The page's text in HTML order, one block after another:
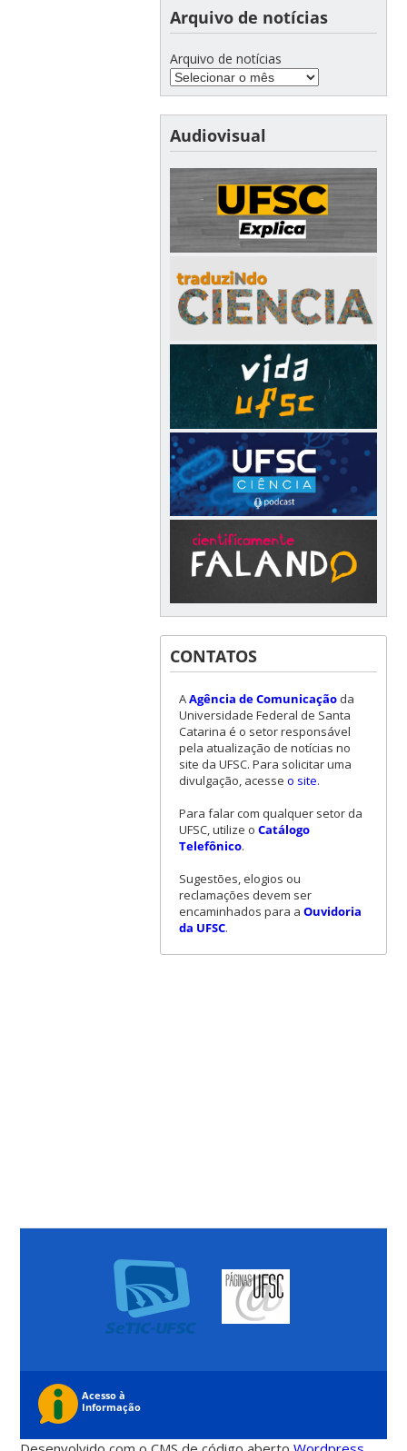
Arquivo de notícias
Arquivo de notícias
Audiovisual
CONTATOS
AAgência de Comunicaçãoda
Universidade Federal de Santa
Catarina é o setor responsável
pela atualização de notícias no
site da UFSC. Para solicitar uma
divulgação, acesse o site.
Para falar com qualquer setor da
UFSC, utilize o Catálogo
Telefônico.
Sugestões, elogios ou
reclamações devem ser
encaminhados para a Ouvidoria
da UFSC.